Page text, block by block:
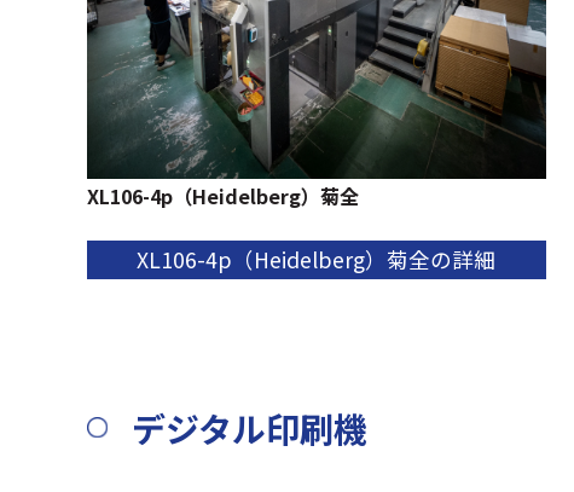
XL106-4p（Heidelberg）菊全
XL106-4p（Heidelberg）菊全の詳細
デジタル印刷機